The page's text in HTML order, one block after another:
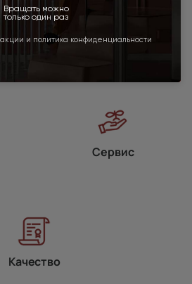
Программы
лояльности
Сервис
Качество